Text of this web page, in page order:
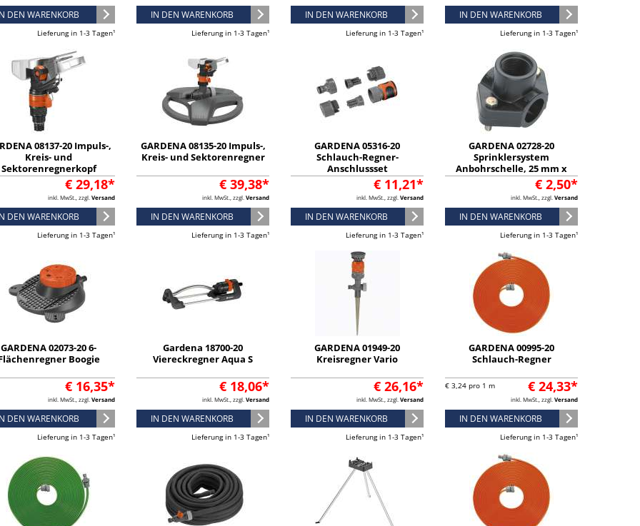
DEN WARENKORB
Lieferung in 1-3 Tagen¹
IN DEN WARENKORB
Lieferung in 1-3 Tagen¹
IN DEN WARENKORB
Lieferung in 1-3 Tagen¹
IN DEN WARENKORB
Lieferung in 1-3 Tagen¹
08137-20 Impuls-,
Kreis- und
Sektorenregnerkopf
€ 29,18*
inkl. MwSt., zzgl. Versand
DEN WARENKORB
Lieferung in 1-3 Tagen¹
GARDENA 08135-20 Impuls-,
Kreis- und Sektorenregner
€ 39,38*
inkl. MwSt., zzgl. Versand
IN DEN WARENKORB
Lieferung in 1-3 Tagen¹
GARDENA 05316-20
Schlauch-Regner-
Anschlussset
€ 11,21*
inkl. MwSt., zzgl. Versand
IN DEN WARENKORB
Lieferung in 1-3 Tagen¹
GARDENA 02728-20
Sprinklersystem
Anbohrschelle, 25 mm x
3/4"-Innengewinde€ 2,50*
inkl. MwSt., zzgl. Versand
IN DEN WARENKORB
Lieferung in 1-3 Tagen¹
GARDENA 02073-20 6-
Boogie
€ 16,35*
inkl. MwSt., zzgl. Versand
DEN WARENKORB
Lieferung in 1-3 Tagen¹
Gardena 18700-20
Viereckregner Aqua S
€ 18,06*
inkl. MwSt., zzgl. Versand
IN DEN WARENKORB
Lieferung in 1-3 Tagen¹
GARDENA 01949-20
Kreisregner Vario
€ 26,16*
inkl. MwSt., zzgl. Versand
IN DEN WARENKORB
Lieferung in 1-3 Tagen¹
GARDENA 00995-20
Schlauch-Regner
€ 24,33*
€ 3,24 pro 1 m
inkl. MwSt., zzgl. Versand
IN DEN WARENKORB
Lieferung in 1-3 Tagen¹